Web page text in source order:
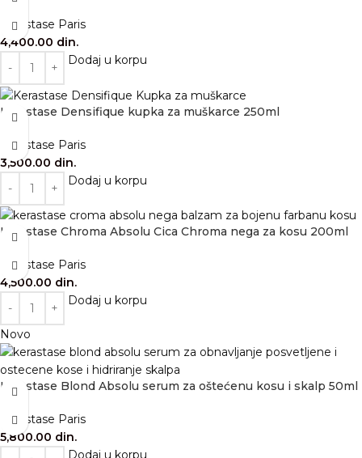
Kérastase Paris
4,400.00 din.
Dodaj u korpu
Kérastase Densifique kupka za muškarce 250ml
Kérastase Paris
3,500.00 din.
Dodaj u korpu
Kérastase Chroma Absolu Cica Chroma nega za kosu 200ml
Kérastase Paris
4,500.00 din.
Dodaj u korpu
Novo
Kérastase Blond Absolu serum za oštećenu kosu i skalp 50ml
Kérastase Paris
5,800.00 din.
Dodaj u korpu